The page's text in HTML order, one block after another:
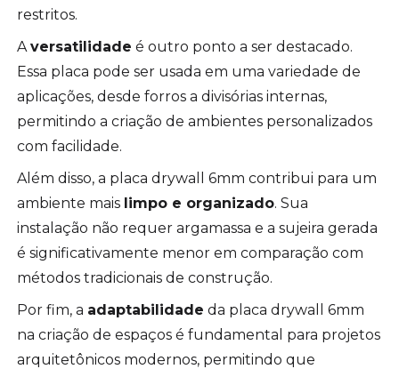
restritos.
Aversatilidade é outro ponto a ser destacado.
Essa placa pode ser usada em uma variedade de
aplicações, desde forros a divisórias internas,
permitindo a criação de ambientes personalizados
com facilidade.
Além disso, a placa drywall 6mm contribui para um
ambiente mais limpo e organizado. Sua
instalação não requer argamassa e a sujeira gerada
é significativamente menor em comparação com
métodos tradicionais de construção.
Por fim, a adaptabilidade da placa drywall 6mm
na criação de espaços é fundamental para projetos
arquitetônicos modernos, permitindo que